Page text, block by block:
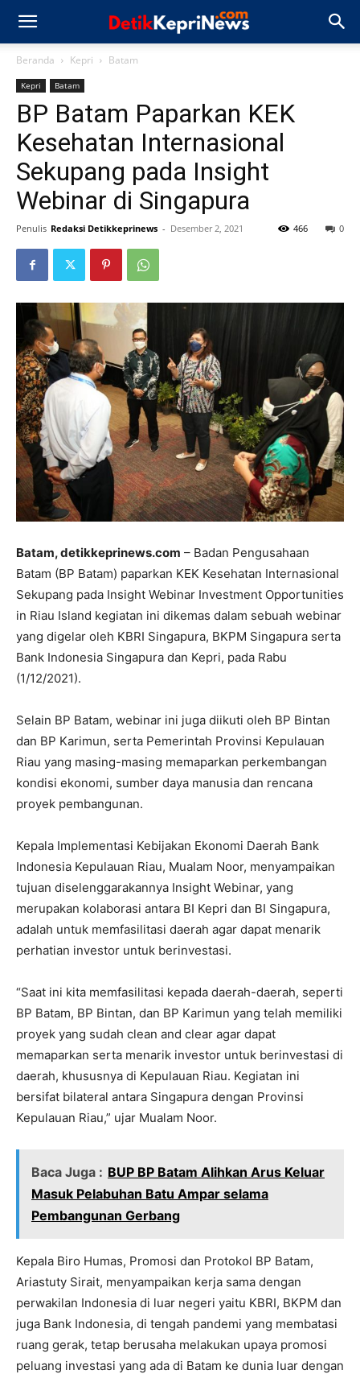
Beranda Kepri Batam
Kepri Batam
BP Batam Paparkan KEK
Kesehatan Internasional
Sekupang pada Insight
Webinar di Singapura
Penulis Redaksi Detikkeprinews - Desember 2, 2021 0
466
Batam, detikkeprinews.com – Badan Pengusahaan
Batam (BP Batam) paparkan KEK Kesehatan Internasional
Sekupang pada Insight Webinar Investment Opportunities
in Riau Island kegiatan ini dikemas dalam sebuah webinar
yang digelar oleh KBRI Singapura, BKPM Singapura serta
Bank Indonesia Singapura dan Kepri, pada Rabu
(1/12/2021).
Selain BP Batam, webinar ini juga diikuti oleh BP Bintan
dan BP Karimun, serta Pemerintah Provinsi Kepulauan
Riau yang masing-masing memaparkan perkembangan
kondisi ekonomi, sumber daya manusia dan rencana
proyek pembangunan.
Kepala Implementasi Kebijakan Ekonomi Daerah Bank
Indonesia Kepulauan Riau, Mualam Noor, menyampaikan
tujuan diselenggarakannya Insight Webinar, yang
merupakan kolaborasi antara BI Kepri dan BI Singapura,
adalah untuk memfasilitasi daerah agar dapat menarik
perhatian investor untuk berinvestasi.
“Saat ini kita memfasilitasi kepada daerah-daerah, seperti
BP Batam, BP Bintan, dan BP Karimun yang telah memiliki
proyek yang sudah clean and clear agar dapat
memaparkan serta menarik investor untuk berinvestasi di
daerah, khususnya di Kepulauan Riau. Kegiatan ini
bersifat bilateral antara Singapura dengan Provinsi
Kepulauan Riau,” ujar Mualam Noor.
Baca Juga : BUP BP Batam Alihkan Arus Keluar
Masuk Pelabuhan Batu Ampar selama
Pembangunan Gerbang
Kepala Biro Humas, Promosi dan Protokol BP Batam,
Ariastuty Sirait, menyampaikan kerja sama dengan
perwakilan Indonesia di luar negeri yaitu KBRI, BKPM dan
juga Bank Indonesia, di tengah pandemi yang membatasi
ruang gerak, tetap berusaha melakukan upaya promosi
peluang investasi yang ada di Batam ke dunia luar dengan